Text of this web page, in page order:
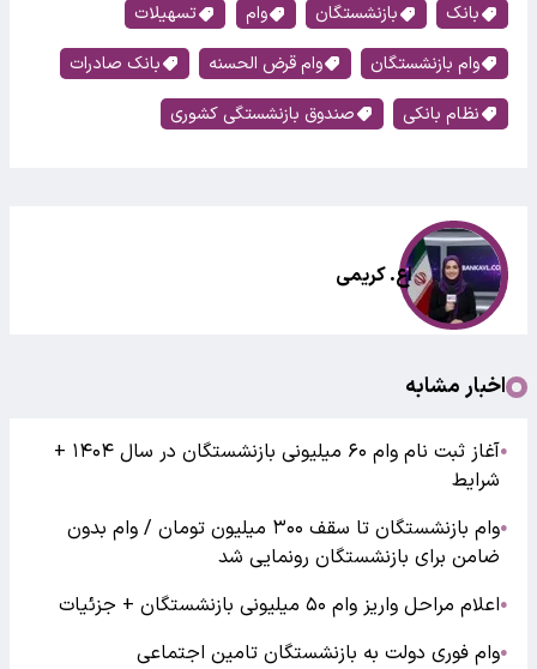
بانک بازنشستگان وام
تسهیلات
وام بازنشستگان
وام قرض الحسنه
بانک صادرات
نظام بانکی
صندوق بازنشستگی کشوری
اع. کریمی
اخبار مشابه
●
آغاز ثبت نام وام ۶۰ میلیونی بازنشستگان در سال ۱۴۰۴ +
شرایط
●
وام بازنشستگان تا سقف ۳۰۰ میلیون تومان / وام بدون
ضامن برای بازنشستگان رونمایی شد
●اعلام مراحل واریز وام ۵۰ میلیونی بازنشستگان + جزئیات
●وام فوری دولت به بازنشستگان تامین اجتماعی